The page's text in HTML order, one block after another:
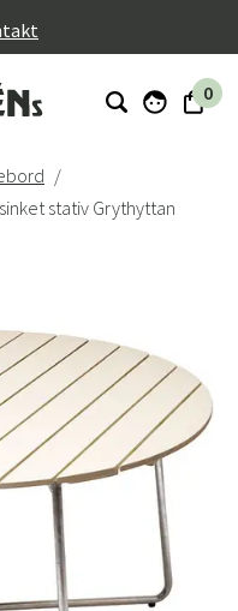
0
stativ Grythyttan